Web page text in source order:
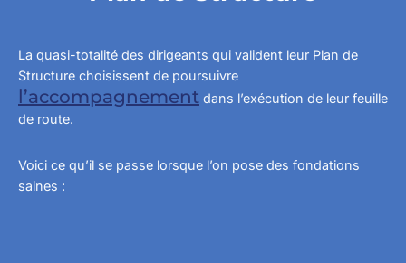
La quasi-totalité des dirigeants qui valident leur Plan de
Structure choisissent de poursuivre
l’accompagnement dans l’exécution de leur feuille
de route.
Voici ce qu’il se passe lorsque l’on pose des fondations
saines :